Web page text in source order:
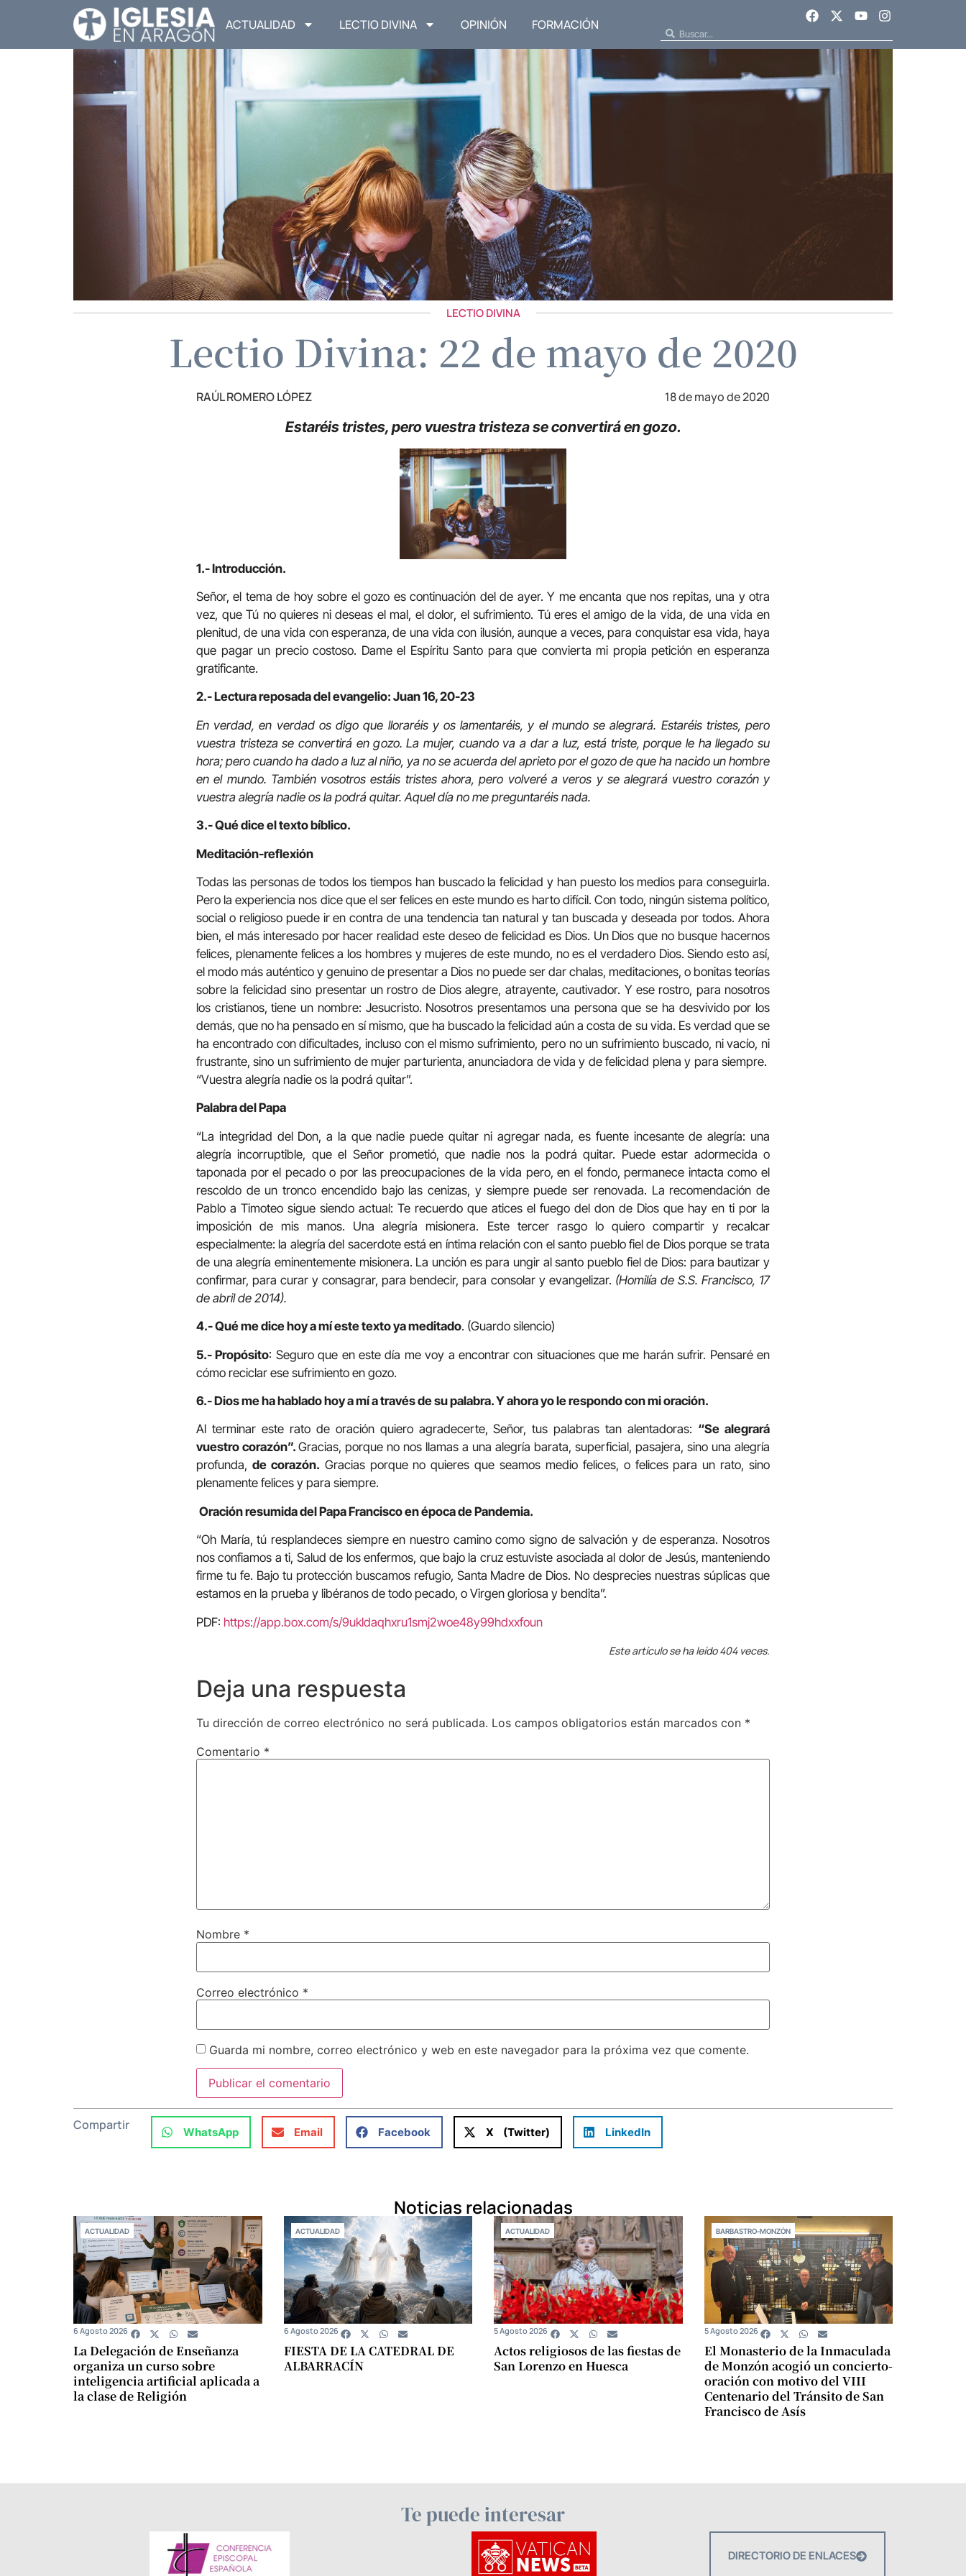
ACTUALIDAD LECTIO DIVINA OPINIÓN FORMACIÓN
LECTIO DIVINA
Lectio Divina: 22 de mayo de 2020
RAÚL ROMERO LÓPEZ 18 de mayo de 2020
Estaréis tristes, pero vuestra tristeza se convertirá en gozo.
1.- Introducción.
Señor, el tema de hoy sobre el gozo es continuación del de ayer. Y me encanta que nos repitas, una y otra
vez, que Tú no quieres ni deseas el mal, el dolor, el sufrimiento. Tú eres el amigo de la vida, de una vida en
plenitud, de una vida con esperanza, de una vida con ilusión, aunque a veces, para conquistar esa vida, haya
que pagar un precio costoso. Dame el Espíritu Santo para que convierta mi propia petición en esperanza
gratificante.
2.- Lectura reposada del evangelio: Juan 16, 20-23
En verdad, en verdad os digo que lloraréis y os lamentaréis, y el mundo se alegrará. Estaréis tristes, pero
vuestra tristeza se convertirá en gozo. La mujer, cuando va a dar a luz, está triste, porque le ha llegado su
hora; pero cuando ha dado a luz al niño, ya no se acuerda del aprieto por el gozo de que ha nacido un hombre
en el mundo. También vosotros estáis tristes ahora, pero volveré a veros y se alegrará vuestro corazón y
vuestra alegría nadie os la podrá quitar. Aquel día no me preguntaréis nada.
3.- Qué dice el texto bíblico.
Meditación-reflexión
Todas las personas de todos los tiempos han buscado la felicidad y han puesto los medios para conseguirla.
Pero la experiencia nos dice que el ser felices en este mundo es harto difícil. Con todo, ningún sistema político,
social o religioso puede ir en contra de una tendencia tan natural y tan buscada y deseada por todos. Ahora
bien, el más interesado por hacer realidad este deseo de felicidad es Dios. Un Dios que no busque hacernos
felices, plenamente felices a los hombres y mujeres de este mundo, no es el verdadero Dios. Siendo esto así,
el modo más auténtico y genuino de presentar a Dios no puede ser dar chalas, meditaciones, o bonitas teorías
sobre la felicidad sino presentar un rostro de Dios alegre, atrayente, cautivador. Y ese rostro, para nosotros
los cristianos, tiene un nombre: Jesucristo. Nosotros presentamos una persona que se ha desvivido por los
demás, que no ha pensado en sí mismo, que ha buscado la felicidad aún a costa de su vida. Es verdad que se
ha encontrado con dificultades, incluso con el mismo sufrimiento, pero no un sufrimiento buscado, ni vacío, ni
frustrante, sino un sufrimiento de mujer parturienta, anunciadora de vida y de felicidad plena y para siempre.
“Vuestra alegría nadie os la podrá quitar”.
Palabra del Papa
“La integridad del Don, a la que nadie puede quitar ni agregar nada, es fuente incesante de alegría: una
alegría incorruptible, que el Señor prometió, que nadie nos la podrá quitar. Puede estar adormecida o
taponada por el pecado o por las preocupaciones de la vida pero, en el fondo, permanece intacta como el
rescoldo de un tronco encendido bajo las cenizas, y siempre puede ser renovada. La recomendación de
Pablo a Timoteo sigue siendo actual: Te recuerdo que atices el fuego del don de Dios que hay en ti por la
imposición de mis manos. Una alegría misionera. Este tercer rasgo lo quiero compartir y recalcar
especialmente: la alegría del sacerdote está en íntima relación con el santo pueblo fiel de Dios porque se trata
de una alegría eminentemente misionera. La unción es para ungir al santo pueblo fiel de Dios: para bautizar y
confirmar, para curar y consagrar, para bendecir, para consolar y evangelizar. (Homilía de S.S. Francisco, 17
de abril de 2014).
4.- Qué me dice hoy a mí este texto ya meditado. (Guardo silencio)
5.- Propósito: Seguro que en este día me voy a encontrar con situaciones que me harán sufrir. Pensaré en
cómo reciclar ese sufrimiento en gozo.
6.- Dios me ha hablado hoy a mí a través de su palabra. Y ahora yo le respondo con mi oración.
Al terminar este rato de oración quiero agradecerte, Señor, tus palabras tan alentadoras: “Se alegrará
vuestro corazón”. Gracias, porque no nos llamas a una alegría barata, superficial, pasajera, sino una alegría
profunda, de corazón. Gracias porque no quieres que seamos medio felices, o felices para un rato, sino
plenamente felices y para siempre.
Oración resumida del Papa Francisco en época de Pandemia.
“Oh María, tú resplandeces siempre en nuestro camino como signo de salvación y de esperanza. Nosotros
nos confiamos a ti, Salud de los enfermos, que bajo la cruz estuviste asociada al dolor de Jesús, manteniendo
firme tu fe. Bajo tu protección buscamos refugio, Santa Madre de Dios. No desprecies nuestras súplicas que
estamos en la prueba y libéranos de todo pecado, o Virgen gloriosa y bendita”.
PDF: https://app.box.com/s/9ukldaqhxru1smj2woe48y99hdxxfoun
Este artículo se ha leído 404 veces.
Deja una respuesta
Tu dirección de correo electrónico no será publicada. Los campos obligatorios están marcados con *
Comentario *
Nombre *
Correo electrónico *
Guarda mi nombre, correo electrónico y web en este navegador para la próxima vez que comente.
Compartir WhatsApp Email Facebook X (Twitter) LinkedIn
Noticias relacionadas
ACTUALIDAD
La Delegación de Enseñanza
organiza un curso sobre
inteligencia artificial aplicada a
la clase de Religión
6 Agosto 2026
ACTUALIDAD
FIESTA DE LA CATEDRAL DE
ALBARRACÍN
6 Agosto 2026
ACTUALIDAD
Actos religiosos de las fiestas de
San Lorenzo en Huesca
5 Agosto 2026
BARBASTRO-MONZÓN
El Monasterio de la Inmaculada
de Monzón acogió un concierto-
oración con motivo del VIII
Centenario del Tránsito de San
Francisco de Asís
5 Agosto 2026
Te puede interesar
DIRECTORIO DE ENLACES